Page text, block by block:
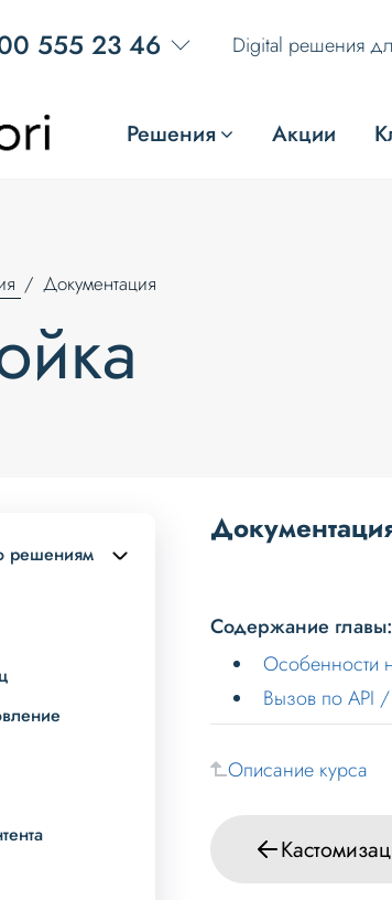
555 23 46 Digital решения
Решения Акции
Документация
решениям
Содержание главы:
Особенности
Вызов по API /
Описание курса